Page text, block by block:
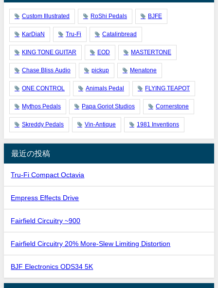
Custom Illustrated RoShi Pedals BJFE
KarDiaN Tru-Fi Catalinbread
KING TONE GUITAR EOD MASTERTONE
Chase Bliss Audio pickup Menatone
ONE CONTROL Animals Pedal FLYING TEAPOT
Mythos Pedals Papa Goriot Studios Cornerstone
Skreddy Pedals Vin-Antique 1981 Inventions
最近の投稿
Tru-Fi Compact Octavia
Empress Effects Drive
Fairfield Circuitry ~900
Fairfield Circuitry 20% More-Slew Limiting Distortion
BJF Electronics ODS34 5K